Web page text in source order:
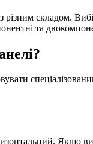
складом.
та
Якщо